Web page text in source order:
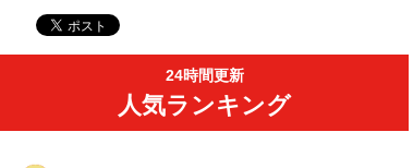
24時間更新
人気ランキング